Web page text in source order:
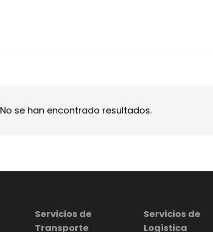
No se han encontrado resultados.
Servicios de
Transporte
Servicios de
Logística